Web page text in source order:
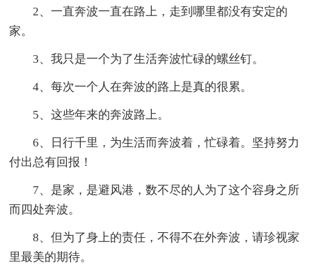
2、一直奔波一直在路上，走到哪里都没有安定的
家。
3、我只是一个为了生活奔波忙碌的螺丝钉。
4、每次一个人在奔波的路上是真的很累。
5、这些年来的奔波路上。
6、日行千里，为生活而奔波着，忙碌着。坚持努力
付出总有回报！
7、是家，是避风港，数不尽的人为了这个容身之所
而四处奔波。
8、但为了身上的责任，不得不在外奔波，请珍视家
里最美的期待。